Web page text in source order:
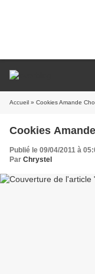
Accueil » Cookies Amande
Cookies
Publié le 09/04/2011 à
Par Chrystel